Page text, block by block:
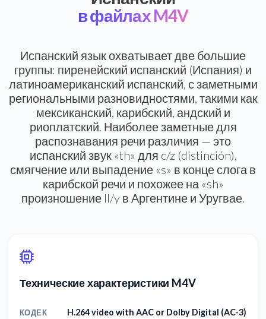
в файлах M4V
Испанский язык охватывает две большие
группы: пиренейский испанский (Испания) и
латиноамериканский испанский, с заметными
региональными разновидностями, такими как
мексиканский, карибский, андский и
риоплатский. Наиболее заметные для
распознавания речи различия — это
испанский звук «th» для c/z (distinción),
смягчение или выпадение «s» в конце слога в
карибской речи и похожее на «sh»
произношение ll/y в Аргентине и Уругвае.
Технические характеристики M4V
КОДЕК
H.264 video with AAC or Dolby Digital (AC-3)